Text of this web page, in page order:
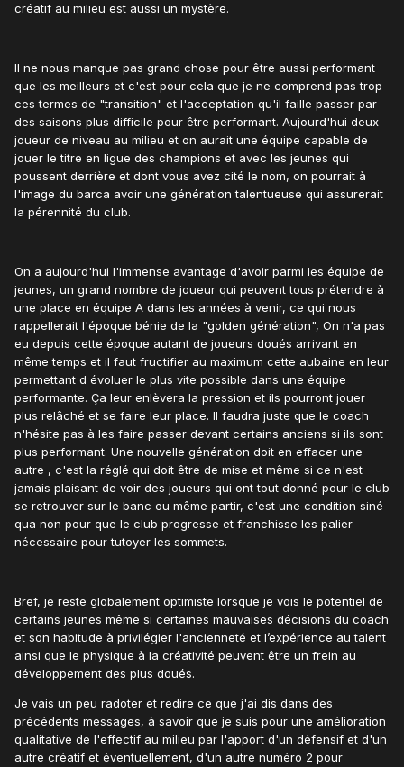
créatif au milieu est aussi un mystère.
Il ne nous manque pas grand chose pour être aussi performant
que les meilleurs et c'est pour cela que je ne comprend pas trop
ces termes de "transition" et l'acceptation qu'il faille passer par
des saisons plus difficile pour être performant. Aujourd'hui deux
joueur de niveau au milieu et on aurait une équipe capable de
jouer le titre en ligue des champions et avec les jeunes qui
poussent derrière et dont vous avez cité le nom, on pourrait à
l'image du barca avoir une génération talentueuse qui assurerait
la pérennité du club.
On a aujourd'hui l'immense avantage d'avoir parmi les équipe de
jeunes, un grand nombre de joueur qui peuvent tous prétendre à
une place en équipe A dans les années à venir, ce qui nous
rappellerait l'époque bénie de la "golden génération", On n'a pas
eu depuis cette époque autant de joueurs doués arrivant en
même temps et il faut fructifier au maximum cette aubaine en leur
permettant d évoluer le plus vite possible dans une équipe
performante. Ça leur enlèvera la pression et ils pourront jouer
plus relâché et se faire leur place. Il faudra juste que le coach
n'hésite pas à les faire passer devant certains anciens si ils sont
plus performant. Une nouvelle génération doit en effacer une
autre , c'est la réglé qui doit être de mise et même si ce n'est
jamais plaisant de voir des joueurs qui ont tout donné pour le club
se retrouver sur le banc ou même partir, c'est une condition siné
qua non pour que le club progresse et franchisse les palier
nécessaire pour tutoyer les sommets.
Bref, je reste globalement optimiste lorsque je vois le potentiel de
certains jeunes même si certaines mauvaises décisions du coach
et son habitude à privilégier l'ancienneté et l’expérience au talent
ainsi que le physique à la créativité peuvent être un frein au
développement des plus doués.
Je vais un peu radoter et redire ce que j'ai dis dans des
précédents messages, à savoir que je suis pour une amélioration
qualitative de l'effectif au milieu par l'apport d'un défensif et d'un
autre créatif et éventuellement, d'un autre numéro 2 pour